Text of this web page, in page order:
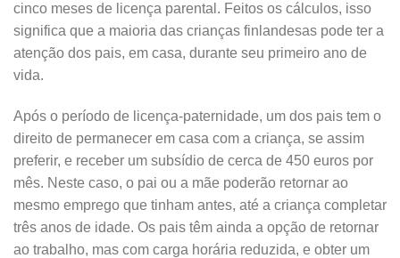
cinco meses de licença parental. Feitos os cálculos, isso
significa que a maioria das crianças finlandesas pode ter a
atenção dos pais, em casa, durante seu primeiro ano de
vida.
Após o período de licença-paternidade, um dos pais tem o
direito de permanecer em casa com a criança, se assim
preferir, e receber um subsídio de cerca de 450 euros por
mês. Neste caso, o pai ou a mãe poderão retornar ao
mesmo emprego que tinham antes, até a criança completar
três anos de idade. Os pais têm ainda a opção de retornar
ao trabalho, mas com carga horária reduzida, e obter um